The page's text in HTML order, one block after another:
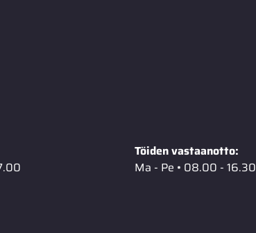
Töiden vastaanotto:
Ma - Pe • 08.00 - 16.30